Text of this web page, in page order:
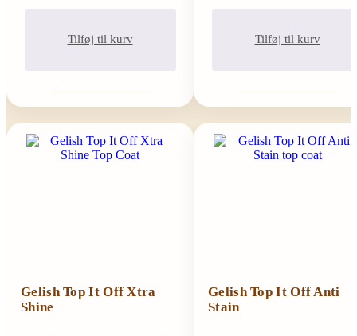
Tilføj til kurv Tilføj til kurv
Gelish Top It Off Xtra
Shine
Gelish Top It Off Anti
Stain